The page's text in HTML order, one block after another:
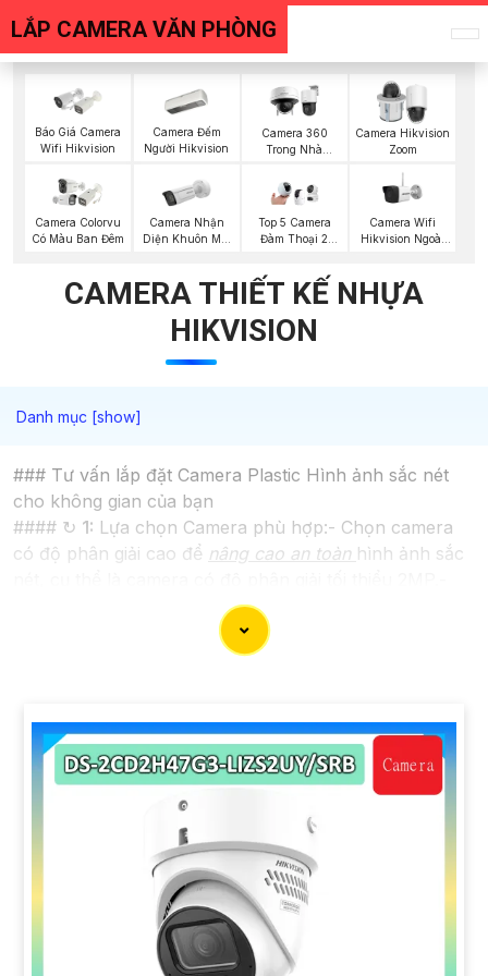
LẮP CAMERA VĂN PHÒNG
Báo Giá Camera
Wifi Hikvision
Camera Đếm
Người Hikvision
Camera 360
Trong Nhà
Camera Hikvision
Zoom
Camera Colorvu
Có Màu Ban Đêm
Camera Nhận
Diện Khuôn Mặt
Top 5 Camera
Đàm Thoại 2
Camera Wifi
Hikvision Ngoài
CAMERA THIẾT KẾ NHỰA
HIKVISION
### Tư vấn lắp đặt Camera Plastic Hình ảnh sắc nét
cho không gian của bạn
#### ↻ 1: Lựa chọn Camera phù hợp:- Chọn camera
có độ phân giải cao để nâng cao an toàn hình ảnh sắc
Nên chọn camera có công nghệ hồng ngoại, giúp quay
được hình ảnh ban đêm cũng như trong điều kiện ánh
như cổng ra vào, kho hàng, khu vực lưu thông người.-
Đảm bảo camera được lắp đặt ở độ cao phù hợp để
giám sát rộng đến tất cả các góc quan trọng.
Kết nối và lưu trữ hình ảnh:- Lựa chọn hệ
thống kết nối camera dễ dàng và ổn định như Wifi
hoặc cáp mạng.- Sử dụng thiết bị lưu trữ đám mây
hoặc thẻ nhớ để không bỏ lỡ bất kỳ hình ảnh quan
Bảo dưỡng và kiểm tra định kỳ:- Định kỳ
kiểm tra và vệ sinh camera đểnâng cao an toàn